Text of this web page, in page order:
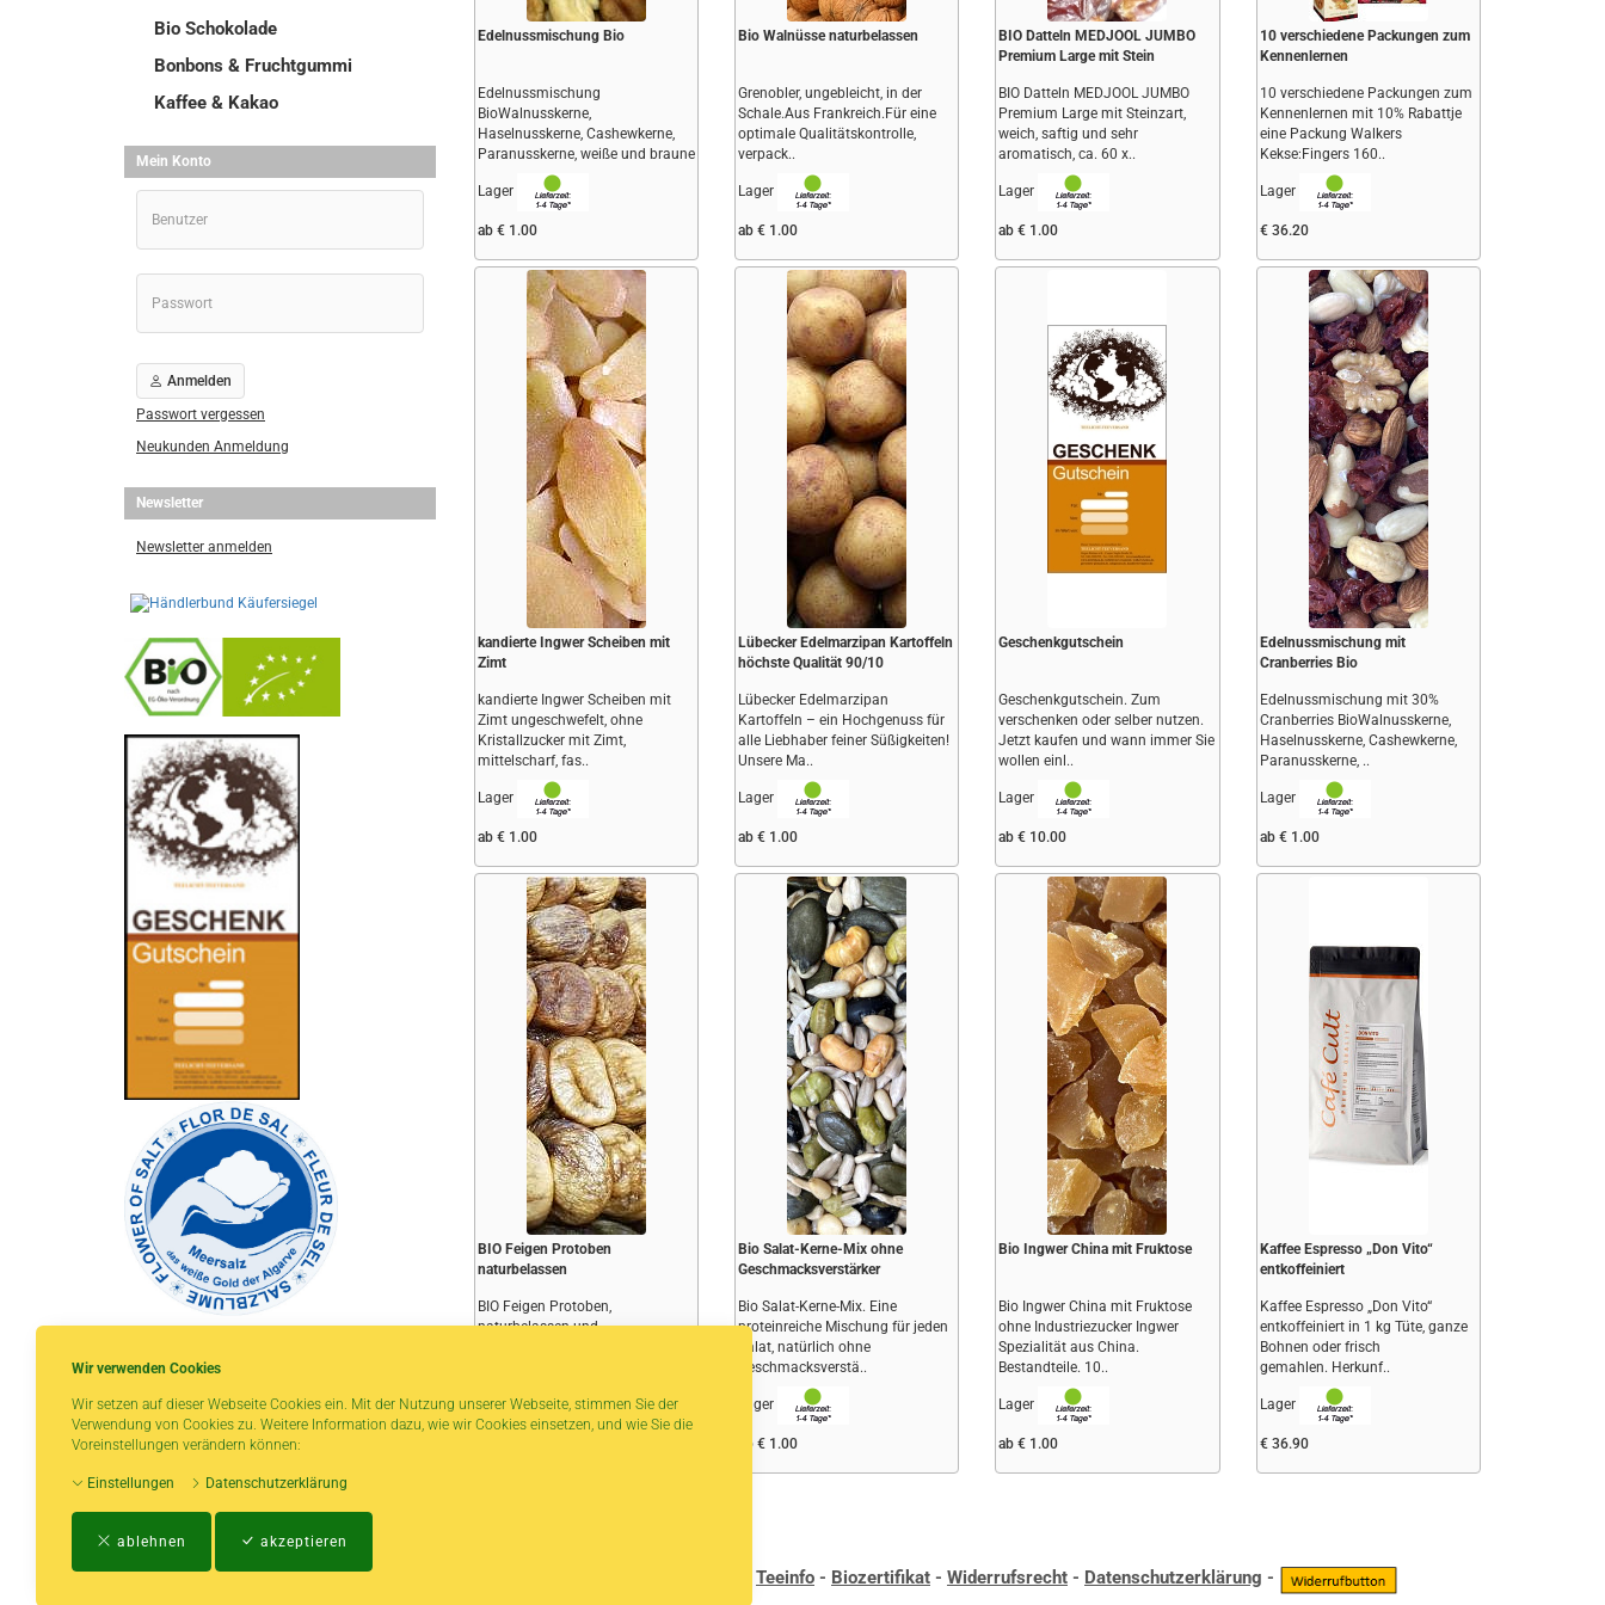
Wir verwenden Cookies
Wir setzen auf dieser Webseite Cookies ein. Mit der Nutzung unserer Webseite, stimmen Sie der
Verwendung von Cookies zu. Weitere Information dazu, wie wir Cookies einsetzen, und wie Sie die
Voreinstellungen verändern können:
Einstellungen Datenschutzerklärung
ablehnen akzeptieren
Edelnussmischung Bio
Edelnussmischung
BioWalnusskerne,
Haselnusskerne, Cashewkerne,
Paranusskerne, weiße und braune
Lager
ab € 1.00
Bio Walnüsse naturbelassen
Grenobler, ungebleicht, in der
Schale.Aus Frankreich.Für eine
optimale Qualitätskontrolle,
verpack..
Lager
ab € 1.00
BIO Datteln MEDJOOL JUMBO
Premium Large mit Stein
BIO Datteln MEDJOOL JUMBO
Premium Large mit Steinzart,
weich, saftig und sehr
aromatisch, ca. 60 x..
Lager
ab € 1.00
10 verschiedene Packungen zum
Kennenlernen
10 verschiedene Packungen zum
Kennenlernen mit 10% Rabattje
eine Packung Walkers
Kekse:Fingers 160..
Lager
€ 36.20
kandierte Ingwer Scheiben mit
Zimt
kandierte Ingwer Scheiben mit
Zimt ungeschwefelt, ohne
Kristallzucker mit Zimt,
mittelscharf, fas..
Lager
ab € 1.00
Lübecker Edelmarzipan Kartoffeln
höchste Qualität 90/10
Lübecker Edelmarzipan
Kartoffeln – ein Hochgenuss für
alle Liebhaber feiner Süßigkeiten!
Unsere Ma..
Lager
ab € 1.00
Geschenkgutschein
Geschenkgutschein. Zum
verschenken oder selber nutzen.
Jetzt kaufen und wann immer Sie
wollen einl..
Lager
ab € 10.00
Edelnussmischung mit
Cranberries Bio
Edelnussmischung mit 30%
Cranberries BioWalnusskerne,
Haselnusskerne, Cashewkerne,
Paranusskerne, ..
Lager
ab € 1.00
BIO Feigen Protoben
naturbelassen
BIO Feigen Protoben,
naturbelassen und
Lager
Bio Salat-Kerne-Mix ohne
Geschmacksverstärker
Bio Salat-Kerne-Mix. Eine
proteinreiche Mischung für jeden
Salat, natürlich ohne
Geschmacksverstä..
Lager
ab € 1.00
Bio Ingwer China mit Fruktose
Bio Ingwer China mit Fruktose
ohne Industriezucker Ingwer
Spezialität aus China.
Bestandteile. 10..
Lager
ab € 1.00
Kaffee Espresso „Don Vito“
entkoffeiniert
Kaffee Espresso „Don Vito“
entkoffeiniert in 1 kg Tüte, ganze
Bohnen oder frisch
gemahlen. Herkunf..
Lager
€ 36.90
Bio Schokolade
Bonbons & Fruchtgummi
Kaffee & Kakao
Mein Konto
Anmelden
Passwort vergessen
Neukunden Anmeldung
Newsletter
Newsletter anmelden
* gilt für Lieferungen innerhalb Deutschlands,
bitte der Schaltfläche mit den
Impressum-AGB-Zahlungs- und Versandbedingungen Teeinfo - Biozertifikat - Widerrufsrecht - Datenschutzerklärung -